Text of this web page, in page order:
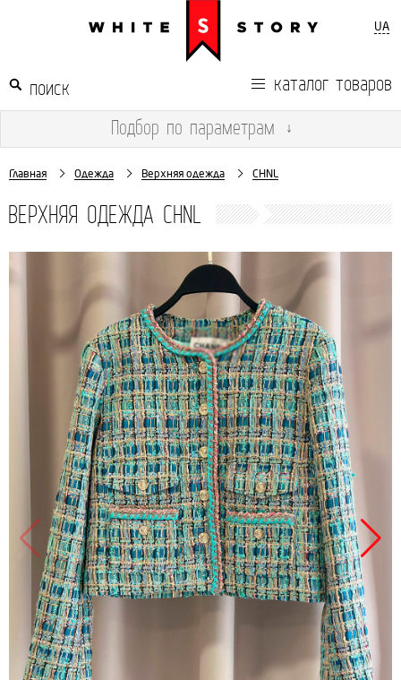
UA
каталог товаров
Подбор по параметрам ↓
Главная Одежда Верхняя одежда CHNL
ВЕРХНЯЯ ОДЕЖДА CHNL